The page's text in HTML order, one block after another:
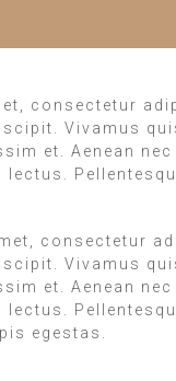
consectetur
Vivamus
et. Aenean
lectus.
consectetur
Vivamus
et. Aenean
lectus.
egestas.